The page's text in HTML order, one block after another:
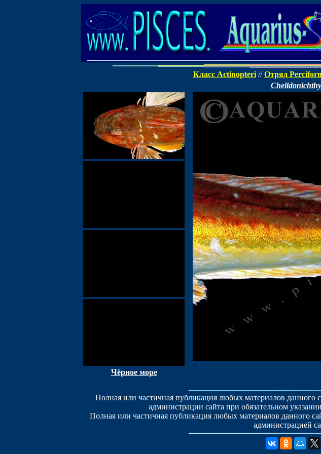
Класс Actinopteri //Отряд
Чёрное море
Полная или частичная публикация любых материалов данного
администрации сайта при обязательном
Полная или частичная публикация любых материалов данного
администрацией